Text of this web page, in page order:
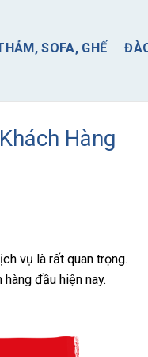
SOFA, GHẾ
Hàng
vụ là rất quan trọng.
đầu hiện nay.